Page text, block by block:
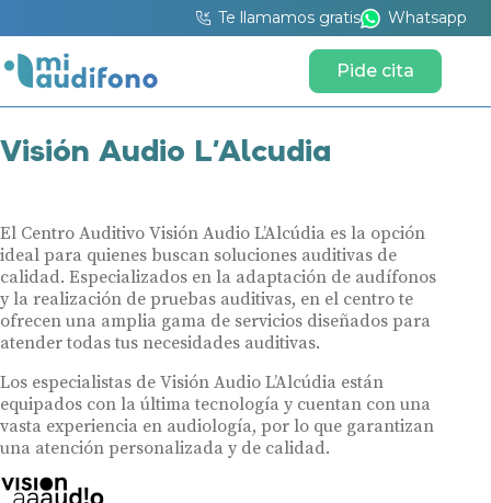
Te llamamos gratis Whatsapp
Pide cita
Visión Audio L’Alcudia
El Centro Auditivo Visión Audio L’Alcúdia es la opción
ideal para quienes buscan soluciones auditivas de
calidad. Especializados en la adaptación de audífonos
y la realización de pruebas auditivas, en el centro te
ofrecen una amplia gama de servicios diseñados para
atender todas tus necesidades auditivas.
Los especialistas de Visión Audio L’Alcúdia están
equipados con la última tecnología y cuentan con una
vasta experiencia en audiología, por lo que garantizan
una atención personalizada y de calidad.